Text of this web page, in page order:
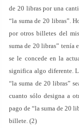
de 20 libras por una
“la suma de 20 libras”.
por otros billetes del
suma de 20 libras” tenía
se le concede en la
significa algo diferente.
“la suma de 20 libras”
cuanto sólo designa a
pago de “la suma de 20
billete. (2)